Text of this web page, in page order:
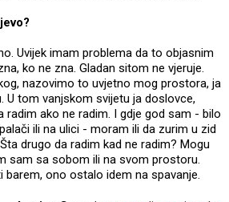
Uvijek imam problema da to objasnim
ko ne zna. Gladan sitom ne vjeruje.
nazovimo to uvjetno mog prostora, ja
U tom vanjskom svijetu ja doslovce,
radim ako ne radim. I gdje god sam - bilo
ili na ulici - moram ili da zurim u zid
drugo da radim kad ne radim? Mogu
sam sa sobom ili na svom prostoru.
barem, ono ostalo idem na spavanje.